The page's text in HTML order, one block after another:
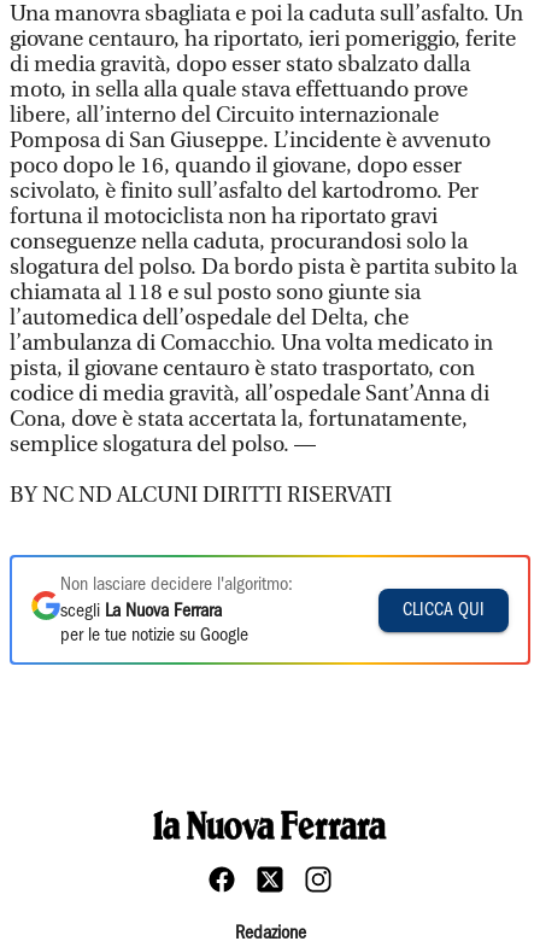
Una manovra sbagliata e poi la caduta sull’asfalto. Un
giovane centauro, ha riportato, ieri pomeriggio, ferite
di media gravità, dopo esser stato sbalzato dalla
moto, in sella alla quale stava effettuando prove
libere, all’interno del Circuito internazionale
Pomposa di San Giuseppe. L’incidente è avvenuto
poco dopo le 16, quando il giovane, dopo esser
scivolato, è finito sull’asfalto del kartodromo. Per
fortuna il motociclista non ha riportato gravi
conseguenze nella caduta, procurandosi solo la
slogatura del polso. Da bordo pista è partita subito la
chiamata al 118 e sul posto sono giunte sia
l’automedica dell’ospedale del Delta, che
l’ambulanza di Comacchio. Una volta medicato in
pista, il giovane centauro è stato trasportato, con
codice di media gravità, all’ospedale Sant’Anna di
Cona, dove è stata accertata la, fortunatamente,
semplice slogatura del polso. —
BY NC ND ALCUNI DIRITTI RISERVATI
Non lasciare decidere l'algoritmo:
scegli La Nuova Ferrara
per le tue notizie su Google
CLICCA QUI
Redazione